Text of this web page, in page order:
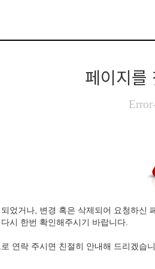
페이지를
었거나, 변경 혹은 삭제되어 요청하신
시 한번 확인해주시기 바랍니다.
로 연락 주시면 친절히 안내해 드리겠습